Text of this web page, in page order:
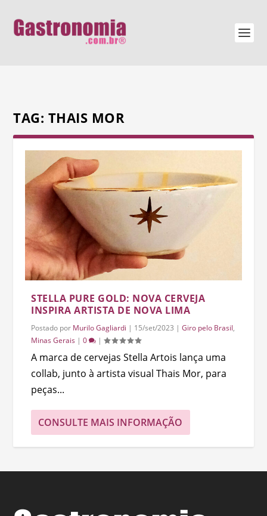
TAG: THAIS MOR
STELLA PURE GOLD: NOVA CERVEJA
INSPIRA ARTISTA DE NOVA LIMA
Postado por Murilo Gagliardi | 15/set/2023 |Giro pelo Brasil,
Minas Gerais |0 |
A marca de cervejas Stella Artois lança uma
collab, junto à artista visual Thais Mor, para
peças...
CONSULTE MAIS INFORMAÇÃO